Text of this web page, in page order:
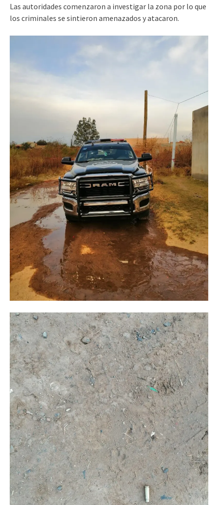
Las autoridades comenzaron a investigar la zona por lo que
los criminales se sintieron amenazados y atacaron.